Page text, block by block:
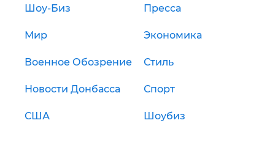
Шоу-Биз Пресса
Мир Экономика
Военное Обозрение Стиль
Новости Донбасса Спорт
США Шоубиз